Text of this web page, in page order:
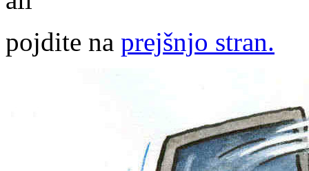
pojdite na prejšnjo stran.